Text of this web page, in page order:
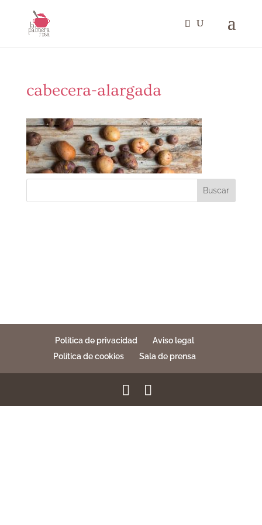
cabecera-alargada
Buscar
Política de privacidad
Aviso legal
Política de cookies
Sala de prensa